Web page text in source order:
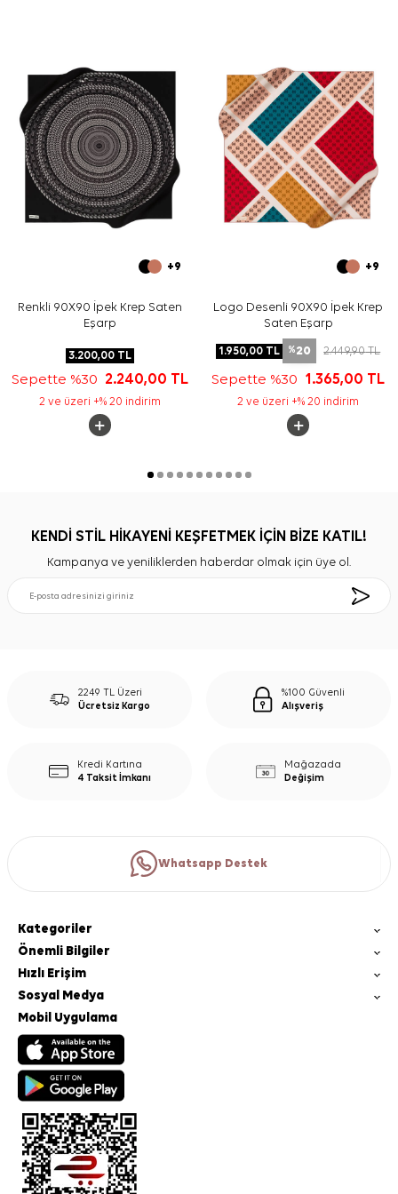
İpek Eşarp Şampuanı
kullanmayı tercih edebilirsiniz.
Sıkça Sorulan Sorular
Bu eşarbın ölçüsü nedir?
Deseninde hangi renkler öne çıkar?
Hangi kombinlerle kullanılabilir?
Bu ürün hangi kalite grubundadır?
+9
Renkli 90X90 İpek Krep Saten
Eşarp
3.200,00TL
Sepette %30 2.240,00 TL
2 ve üzeri +% 20 indirim
+9
Logo Desenli 90X90 İpek Krep
Saten Eşarp
1.950,00 TL %20 2.449,90TL
Sepette %30 1.365,00 TL
2 ve üzeri +% 20 indirim
KENDİ STİL HİKAYENİ KEŞFETMEK İÇİN BİZE KATIL!
Kampanya ve yeniliklerden haberdar olmak için üye ol.
2249 TL Üzeri
Ücretsiz Kargo
%100 Güvenli
Alışveriş
Kredi Kartına
4 Taksit İmkanı
Mağazada
Değişim
Whatsapp Destek
Kategoriler
Önemli Bilgiler
Hızlı Erişim
Sosyal Medya
Mobil Uygulama